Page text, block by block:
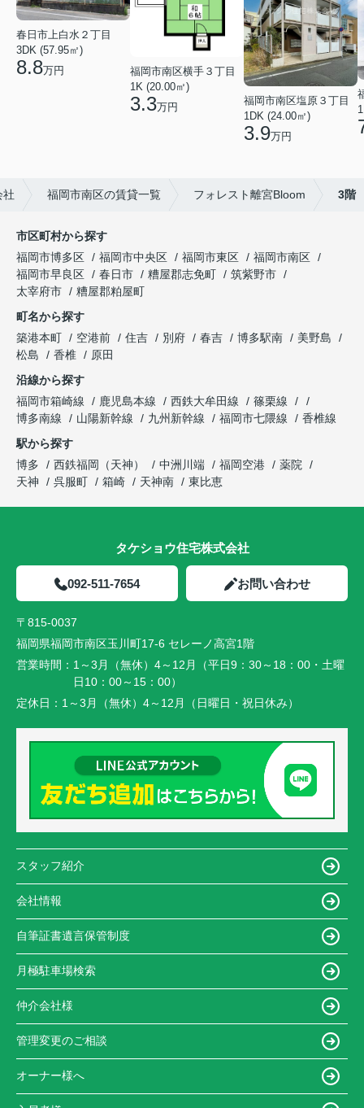
春日市上白水２丁目
3DK (57.95㎡)
8.8万円
福岡市南区横手３丁目
1K (20.00㎡)
3.3万円
福岡市南区塩原３丁目
1DK (24.00㎡)
3.9万円
社 福岡市南区の賃貸一覧 フォレスト離宮Bloom 3階
市区町村から探す
福岡市博多区
福岡市中央区 福岡市東区
福岡市南区
福岡市早良区
春日市 糟屋郡志免町
筑紫野市
太宰府市
糟屋郡粕屋町
町名から探す
築港本町
空港前 住吉 別府 春吉 博多駅南
美野島
松島
香椎
原田
沿線から探す
福岡市箱崎線
鹿児島本線 西鉄大牟田線
篠栗線
博多南線
山陽新幹線 九州新幹線 福岡市七隈線
香椎線
駅から探す
博多
西鉄福岡（天神） 中洲川端 福岡空港
薬院
天神
呉服町 箱崎 天神南 東比恵
タケショウ住宅株式会社
092-511-7654 お問い合わせ
〒815-0037
福岡県福岡市南区玉川町17-6 セレーノ高宮1階
営業時間： 1～3月（無休）4～12月（平日9：30～18：00・土曜
日10：00～15：00）
定休日： 1～3月（無休）4～12月（日曜日・祝日休み）
スタッフ紹介
会社情報
自筆証書遺言保管制度
月極駐車場検索
仲介会社様
管理変更のご相談
オーナー様へ